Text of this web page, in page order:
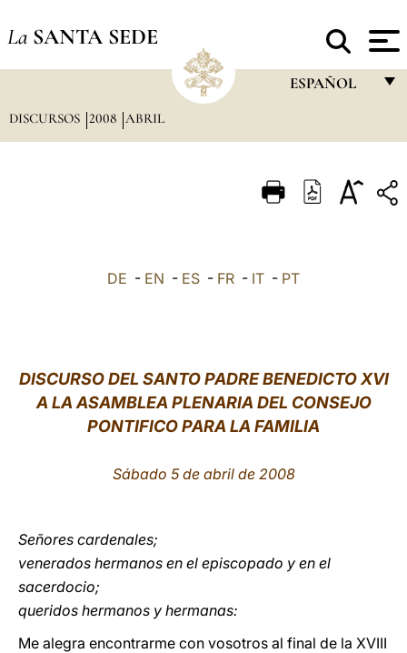
La SANTA SEDE
ESPAÑOL
ITALIANO
中文
LATINE
DISCURSOS 2008 ABRIL
DE - EN - ES - FR - IT - PT
DISCURSO DEL SANTO PADRE BENEDICTO XVI
A LA ASAMBLEA PLENARIA DEL CONSEJO
PONTIFICO PARA LA FAMILIA
Sábado 5 de abril de 2008
Señores cardenales;
venerados hermanos en el episcopado y en el
sacerdocio;
queridos hermanos y hermanas:
Me alegra encontrarme con vosotros al final de la XVIII